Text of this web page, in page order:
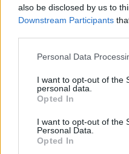
also be disclosed by us to
Downstream Participants
Personal Data
I want to opt-out of the
personal data.
Opted In
I want to opt-out of the
Personal Data.
Opted In
akkreditált